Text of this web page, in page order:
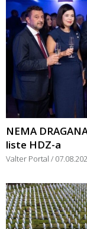
NEMA
liste HDZ-a
Valter Portal